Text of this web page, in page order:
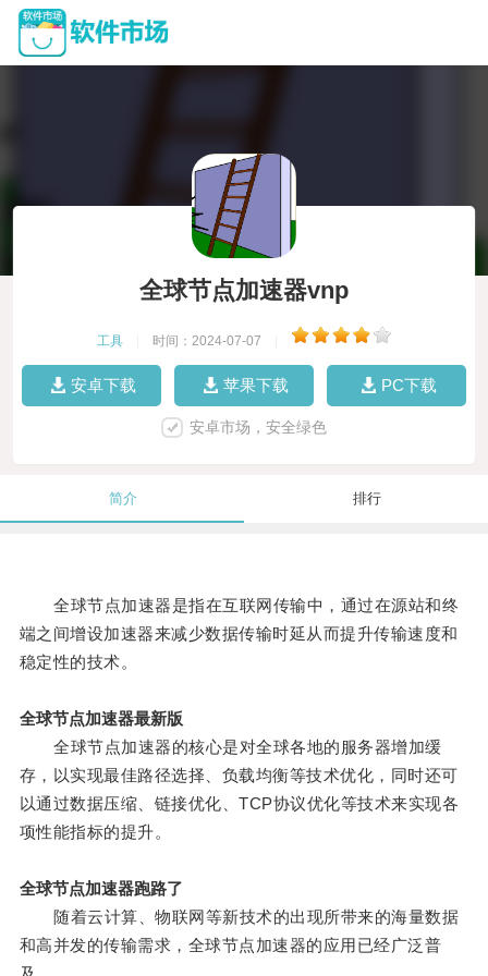
全球节点加速器vnp
工具 时间：2024-07-07
安卓下载 苹果下载 PC下载
安卓市场，安全绿色
简介 排行
全球节点加速器是指在互联网传输中，通过在源站和终
端之间增设加速器来减少数据传输时延从而提升传输速度和
稳定性的技术。
全球节点加速器最新版
全球节点加速器的核心是对全球各地的服务器增加缓
存，以实现最佳路径选择、负载均衡等技术优化，同时还可
以通过数据压缩、链接优化、TCP协议优化等技术来实现各
项性能指标的提升。
全球节点加速器跑路了
随着云计算、物联网等新技术的出现所带来的海量数据
和高并发的传输需求，全球节点加速器的应用已经广泛普